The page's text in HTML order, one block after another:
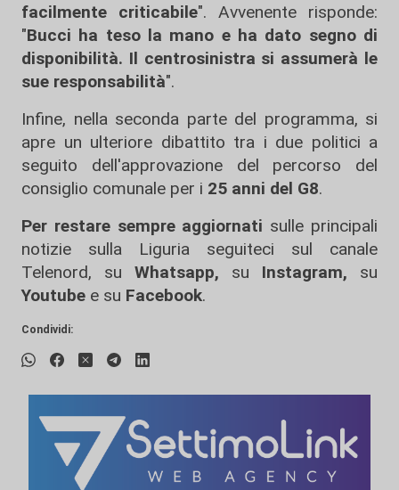
facilmente criticabile". Avvenente risponde:
"Bucci ha teso la mano e ha dato segno di
disponibilità. Il centrosinistra si assumerà le
sue responsabilità".
Infine, nella seconda parte del programma, si
apre un ulteriore dibattito tra i due politici a
seguito dell'approvazione del percorso del
consiglio comunale per i 25 anni del G8.
Per restare sempre aggiornati sulle principali
notizie sulla Liguria seguiteci sul canale
Telenord, su
Whatsapp, su Instagram, su
Youtube e su Facebook.
Condividi: